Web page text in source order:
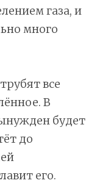
газа, и
много
все
В
будет
до
его.